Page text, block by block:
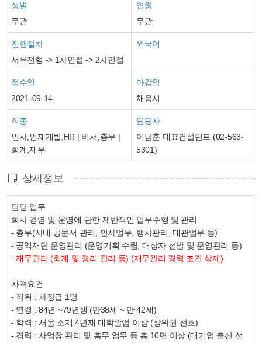
성별
무관
연령
무관
진행절차
서류전형 -> 1차면접 -> 2차면접
외국어
접수일
2021-09-14
마감일
채용시
직종
인사,인재개발,HR | 비서,총무 |
회계,재무
담당자
이남훈 대표컨설턴트 (02-563-
5301)
상세정보
담당 업무
회사 경영 및 운영에 관한 제반적인 업무수행 및 관리
- 총무(사내 공문서 관리, 인사업무, 행사관리, 대관업무 등)
- 공익재단 운영관리 (운영기획 수립, 대상자 선발 및 운영관리 등)
- 재무관리 (회계 및 경리 관리 등)(재무관리 경력 조건 삭제)
자격요건
- 직위 : 과장급 1명
- 연령 : 84년 ~79년생 (만38세 ~ 만 42세)
- 학력 : 서울 소재 4년재 대학졸업 이상 (상위권 선호)
- 경력 : 사업장 관리 및 총무 업무 등 총 10면 이상 (대기업 출신 선